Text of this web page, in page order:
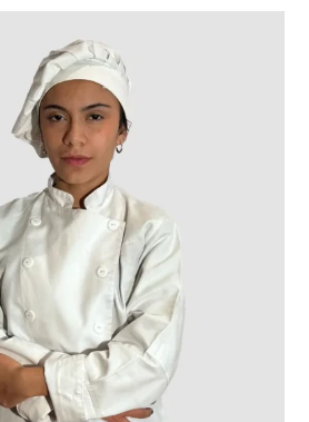
inquietudes sobre nuestra
puede ponerse en
a través de nuestro
en
en dotaciones J2.